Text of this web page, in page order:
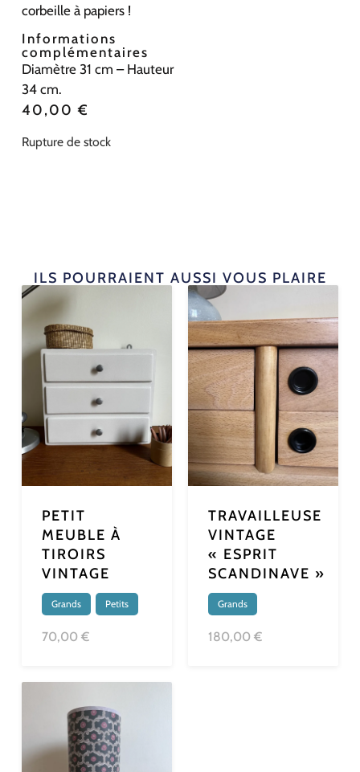
corbeille à papiers !
Informations
complémentaires
Diamètre 31 cm – Hauteur
34 cm.
40,00€
Rupture de stock
ILS POURRAIENT AUSSI VOUS PLAIRE
PETIT
MEUBLE À
TIROIRS
VINTAGE
Grands Petits
70,00 €
TRAVAILLEUSE
VINTAGE
« ESPRIT
SCANDINAVE »
Grands
180,00 €